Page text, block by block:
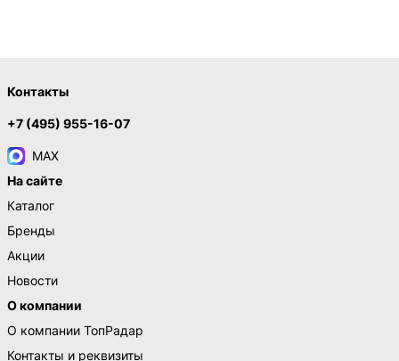
Контакты
+7 (495) 955-16-07
MAX
На сайте
Каталог
Бренды
Акции
Новости
О компании
О компании ТопРадар
Контакты и реквизиты